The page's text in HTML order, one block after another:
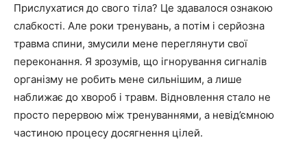
Прислухатися до свого тіла? Це здавалося ознакою
слабкості. Але роки тренувань, а потім і серйозна
травма спини, змусили мене переглянути свої
переконання. Я зрозумів, що ігнорування сигналів
організму не робить мене сильнішим, а лише
наближає до хвороб і травм. Відновлення стало не
просто перервою між тренуваннями, а невід’ємною
частиною процесу досягнення цілей.